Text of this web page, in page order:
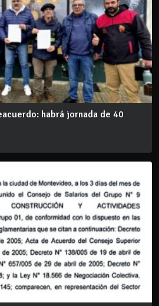
habrá jornada de 40